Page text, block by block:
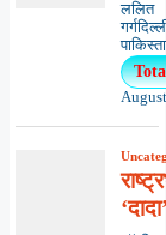
ललित